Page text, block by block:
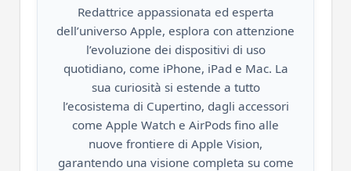
Redattrice appassionata ed esperta
dell’universo Apple, esplora con attenzione
l’evoluzione dei dispositivi di uso
quotidiano, come iPhone, iPad e Mac. La
sua curiosità si estende a tutto
l’ecosistema di Cupertino, dagli accessori
come Apple Watch e AirPods fino alle
nuove frontiere di Apple Vision,
garantendo una visione completa su come